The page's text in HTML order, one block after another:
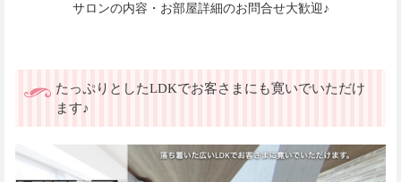
サロンの内容・お部屋詳細のお問合せ大歓迎♪
たっぷりとしたLDKでお客さまにも寛いでいただけ
ます♪